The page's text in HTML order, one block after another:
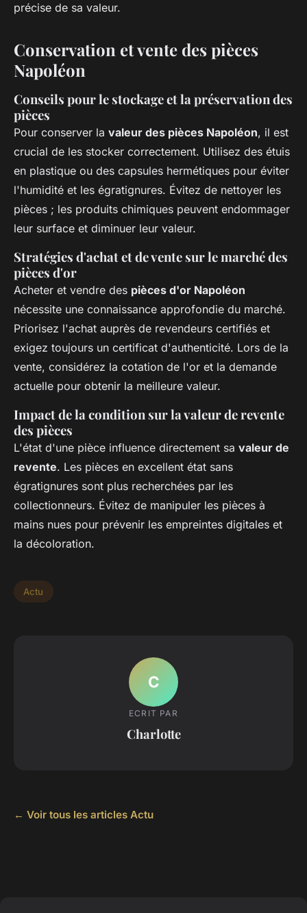
précise de sa valeur.
Conservation et vente des pièces
Napoléon
Conseils pour le stockage et la préservation des
pièces
Pour conserver la valeur des pièces Napoléon, il est
crucial de les stocker correctement. Utilisez des étuis
en plastique ou des capsules hermétiques pour éviter
l'humidité et les égratignures. Évitez de nettoyer les
pièces ; les produits chimiques peuvent endommager
leur surface et diminuer leur valeur.
Stratégies d'achat et de vente sur le marché des
pièces d'or
Acheter et vendre des pièces d'or Napoléon
nécessite une connaissance approfondie du marché.
Priorisez l'achat auprès de revendeurs certifiés et
exigez toujours un certificat d'authenticité. Lors de la
vente, considérez la cotation de l'or et la demande
actuelle pour obtenir la meilleure valeur.
Impact de la condition sur la valeur de revente
des pièces
L'état d'une pièce influence directement sa valeur de
revente. Les pièces en excellent état sans
égratignures sont plus recherchées par les
collectionneurs. Évitez de manipuler les pièces à
mains nues pour prévenir les empreintes digitales et
la décoloration.
Actu
C
ECRIT PAR
Charlotte
← Voir tous les articles Actu